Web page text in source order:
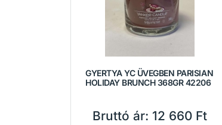
GYERTYA YC ÜVEGBEN PARISIAN
HOLIDAY BRUNCH 368GR 42206
Bruttó ár: 12 660 Ft